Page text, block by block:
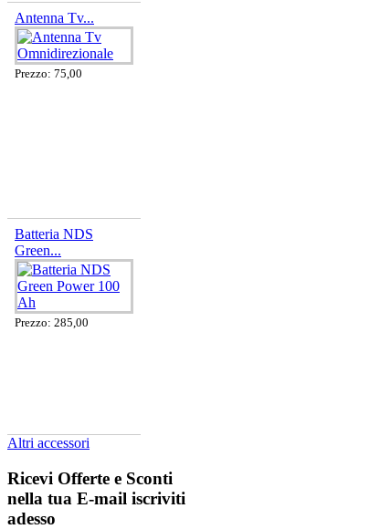
Antenna Tv...
Prezzo: 75,00
Batteria NDS
Green...
Prezzo: 285,00
Altri accessori
Ricevi Offerte e Sconti
nella tua E-mail iscriviti
adesso